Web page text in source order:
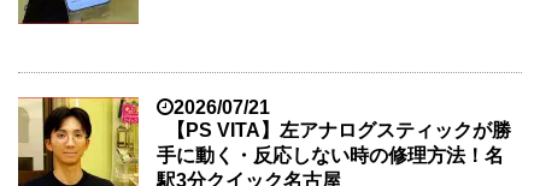
2026/07/21
【PS VITA】左アナログスティックが勝
手に動く・反応しない時の修理方法！名
駅3分クイック名古屋